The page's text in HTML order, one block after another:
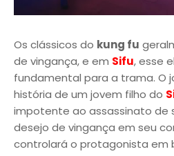
Os clássicos do kung fu
de vingança, e em Sifu, esse
fundamental para a trama. O
história de um jovem filho do
impotente ao assassinato de
desejo de vingança em seu
controlará o protagonista em